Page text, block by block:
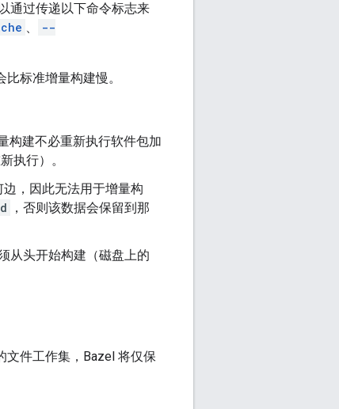
通过传递以下命令标志来
、
--
标准增量构建慢。
构建不必重新执行软件包加
执行）。
，因此无法用于增量构
，否则该数据会保留到那
从头开始构建（磁盘上的
文件工作集，Bazel 将仅保